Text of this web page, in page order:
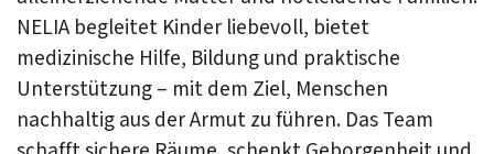
NELIA begleitet Kinder liebevoll, bietet
medizinische Hilfe, Bildung und praktische
Unterstützung – mit dem Ziel, Menschen
nachhaltig aus der Armut zu führen. Das Team